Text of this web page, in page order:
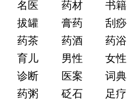
名医 药材
书籍
拔罐 膏药
刮痧
药茶 药酒
药浴
育儿 男性
女性
诊断 医案
词典
药粥 砭石 足疗